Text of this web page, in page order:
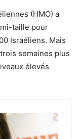
(HMO) a
taille pour
Israéliens. Mais
semaines plus
élevés